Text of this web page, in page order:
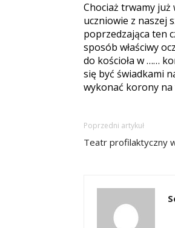
Chociaż trwamy już
uczniowie z naszej
poprzedzająca ten
sposób właściwy
do kościoła w ……
się być świadkami
wykonać korony na
Poprzedni artykuł
Teatr profilaktyczny